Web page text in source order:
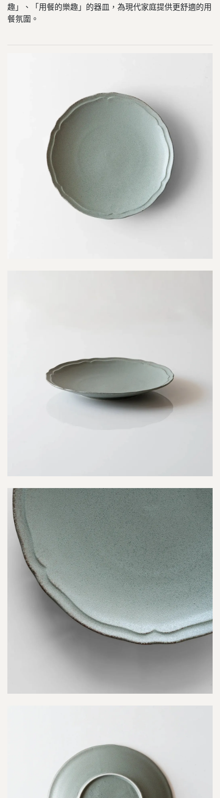
趣」、「用餐的樂趣」的器皿，為現代家庭提供更舒適的用
餐氛圍。